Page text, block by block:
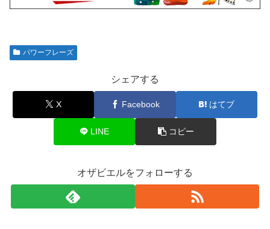
パワーフレーズ
シェアする
X Facebook はてブ
LINE コピー
オザビエルをフォローする